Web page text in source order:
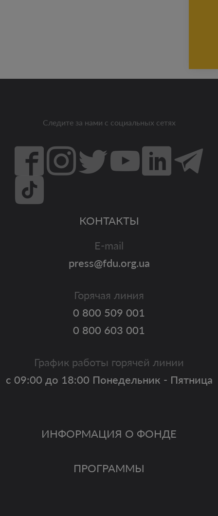
Следите за нами с социальных сетях
ИНФОРМАЦИЯ О ФОНДЕ
ПРОГРАММЫ
КОНТАКТЫ
E-mail
press@fdu.org.ua
Горячая линия
0 800 509 001
0 800 603 001
График работы горячей линии
с 09:00 до 18:00 Понедельник - Пятница